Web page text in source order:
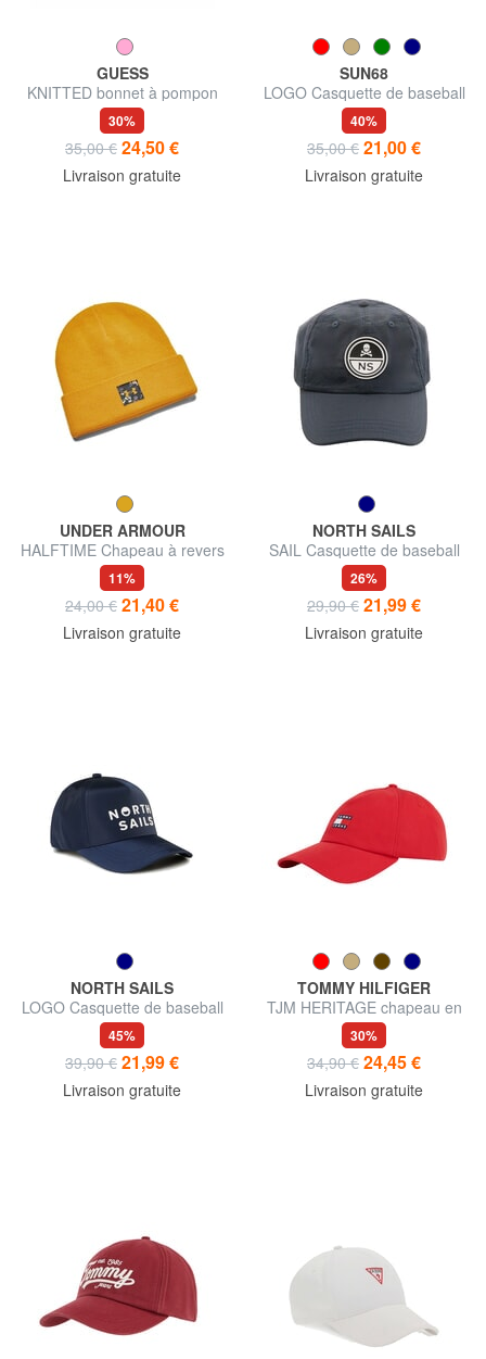
GUESS
KNITTED bonnet à pompon
30%
35,00 € 24,50 €
Livraison gratuite
SUN68
LOGO Casquette de baseball
40%
35,00 € 21,00 €
Livraison gratuite
UNDER ARMOUR
HALFTIME Chapeau à revers
11%
24,00 € 21,40 €
Livraison gratuite
NORTH SAILS
SAIL Casquette de baseball
26%
29,90 € 21,99 €
Livraison gratuite
NORTH SAILS
LOGO Casquette de baseball
brillante
45%
39,90 € 21,99 €
Livraison gratuite
TOMMY HILFIGER
TJM HERITAGE chapeau en
toile
30%
34,90 € 24,45 €
Livraison gratuite